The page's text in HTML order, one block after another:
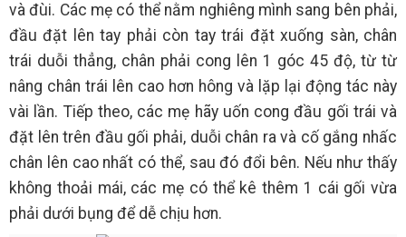
và đùi. Các mẹ có thể nằm nghiêng mình sang bên phải,
đầu đặt lên tay phải còn tay trái đặt xuống sàn, chân
trái duỗi thẳng, chân phải cong lên 1 góc 45 độ, từ từ
nâng chân trái lên cao hơn hông và lặp lại động tác này
vài lần. Tiếp theo, các mẹ hãy uốn cong đầu gối trái và
đặt lên trên đầu gối phải, duỗi chân ra và cố gắng nhấc
chân lên cao nhất có thể, sau đó đổi bên. Nếu như thấy
không thoải mái, các mẹ có thể kê thêm 1 cái gối vừa
phải dưới bụng để dễ chịu hơn.